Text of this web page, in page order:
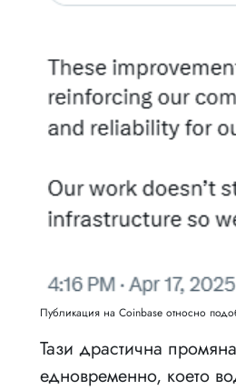
Публикация на Coinbase относно
Тази драстична
едновременно, което